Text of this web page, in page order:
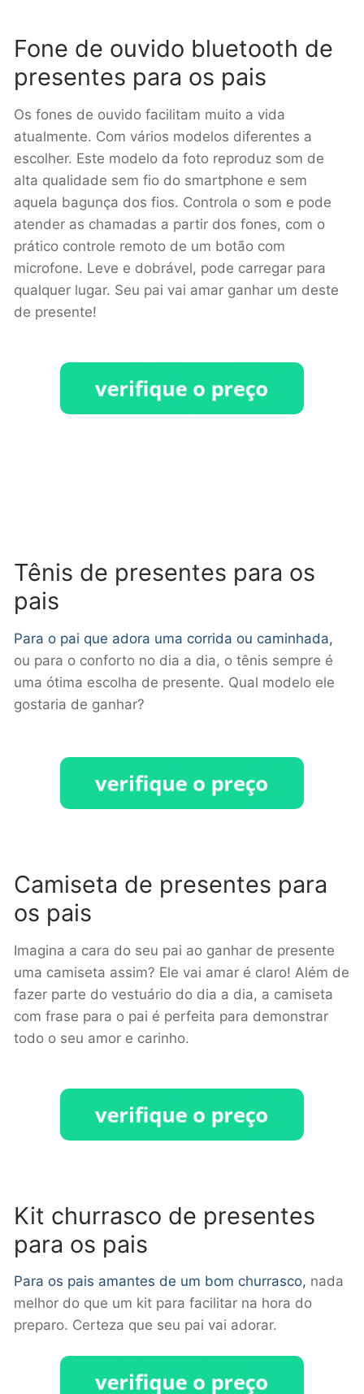
Fone de ouvido bluetooth de
presentes para os pais
Os fones de ouvido facilitam muito a vida
atualmente. Com vários modelos diferentes a
escolher. Este modelo da foto reproduz som de
alta qualidade sem fio do smartphone e sem
aquela bagunça dos fios. Controla o som e pode
atender as chamadas a partir dos fones, com o
prático controle remoto de um botão com
microfone. Leve e dobrável, pode carregar para
qualquer lugar. Seu pai vai amar ganhar um deste
de presente!
Tênis de presentes para os
pais
Para o pai que adora uma corrida ou caminhada,
ou para o conforto no dia a dia, o tênis sempre é
uma ótima escolha de presente. Qual modelo ele
gostaria de ganhar?
Camiseta de presentes para
os pais
Imagina a cara do seu pai ao ganhar de presente
uma camiseta assim? Ele vai amar é claro! Além de
fazer parte do vestuário do dia a dia, a camiseta
com frase para o pai é perfeita para demonstrar
todo o seu amor e carinho.
Kit churrasco de presentes
para os pais
Para os pais amantes de um bom churrasco, nada
melhor do que um kit para facilitar na hora do
preparo. Certeza que seu pai vai adorar.